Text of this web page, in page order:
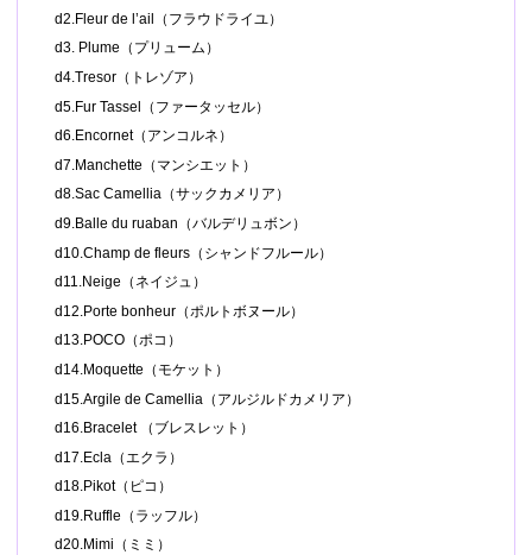
d2.Fleur de l’ail（フラウドライユ）
d3. Plume（プリューム）
d4.Tresor（トレゾア）
d5.Fur Tassel（ファータッセル）
d6.Encornet（アンコルネ）
d7.Manchette（マンシエット）
d8.Sac Camellia（サックカメリア）
d9.Balle du ruaban（バルデリュボン）
d10.Champ de fleurs（シャンドフルール）
d11.Neige（ネイジュ）
d12.Porte bonheur（ポルトボヌール）
d13.POCO（ポコ）
d14.Moquette（モケット）
d15.Argile de Camellia（アルジルドカメリア）
d16.Bracelet （ブレスレット）
d17.Ecla（エクラ）
d18.Pikot（ピコ）
d19.Ruffle（ラッフル）
d20.Mimi（ミミ）